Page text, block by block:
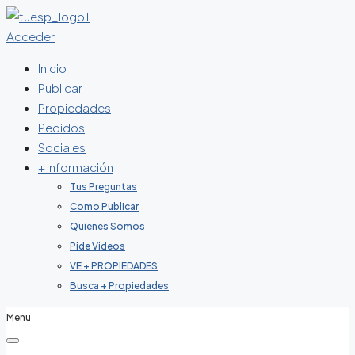
Acceder
Inicio
Publicar
Propiedades
Pedidos
Sociales
+ Información
Tus Preguntas
Como Publicar
Quienes Somos
Pide Videos
VE + PROPIEDADES
Busca + Propiedades
Menu